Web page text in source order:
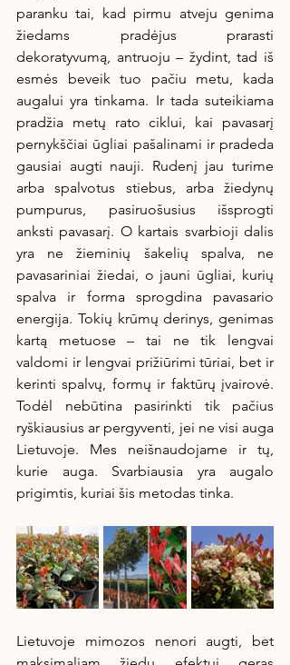
paranku tai, kad pirmu atveju genima
žiedams pradėjus prarasti
dekoratyvumą, antruoju – žydint, tad iš
esmės beveik tuo pačiu metu, kada
augalui yra tinkama. Ir tada suteikiama
pradžia metų rato ciklui, kai pavasarį
pernykščiai ūgliai pašalinami ir pradeda
gausiai augti nauji. Rudenį jau turime
arba spalvotus stiebus, arba žiedynų
pumpurus, pasiruošusius išsprogti
anksti pavasarį. O kartais svarbioji dalis
yra ne žieminių šakelių spalva, ne
pavasariniai žiedai, o jauni ūgliai, kurių
spalva ir forma sprogdina pavasario
energija. Tokių krūmų derinys, genimas
kartą metuose – tai ne tik lengvai
valdomi ir lengvai prižiūrimi tūriai, bet ir
kerinti spalvų, formų ir faktūrų įvairovė.
Todėl nebūtina pasirinkti tik pačius
ryškiausius ar pergyventi, jei ne visi auga
Lietuvoje. Mes neišnaudojame ir tų,
kurie auga. Svarbiausia yra augalo
prigimtis, kuriai šis metodas tinka.
Lietuvoje mimozos nenori augti, bet